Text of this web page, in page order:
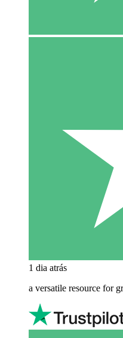
1 dia atrás
a versatile resource for